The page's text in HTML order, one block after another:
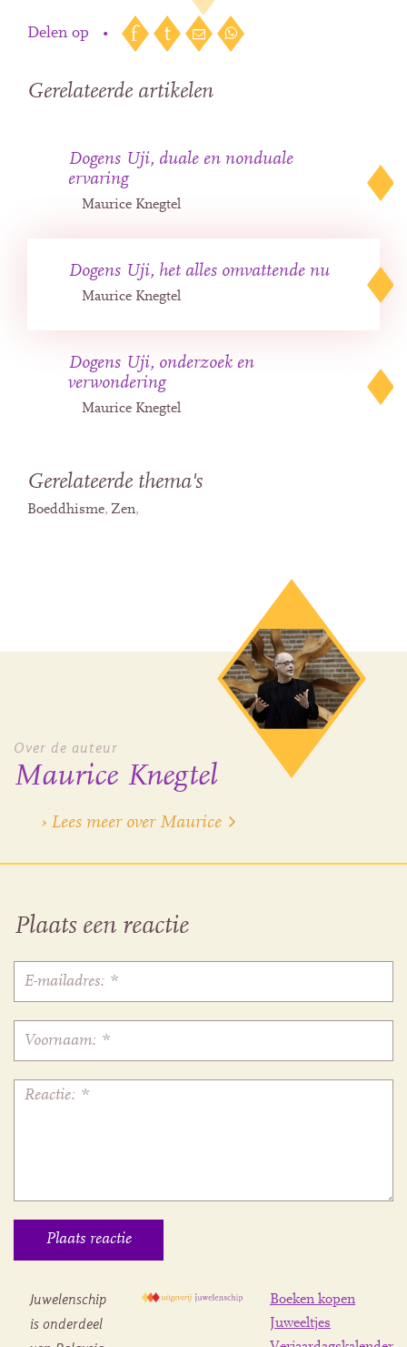
Delen op •
Gerelateerde artikelen
Dogens Uji, duale en nonduale
ervaring
Maurice Knegtel
Dogens Uji, het alles omvattende nu
Maurice Knegtel
Dogens Uji, onderzoek en
verwondering
Maurice Knegtel
Gerelateerde thema's
Boeddhisme Zen
Over de auteur
Maurice Knegtel
› Lees meer over Maurice
Plaats een reactie
Juwelenschip
is onderdeel
Boeken kopen
Juweeltjes